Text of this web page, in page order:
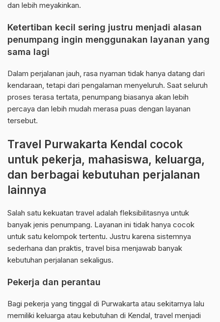
dan lebih meyakinkan.
Ketertiban kecil sering justru menjadi alasan
penumpang ingin menggunakan layanan yang
sama lagi
Dalam perjalanan jauh, rasa nyaman tidak hanya datang dari
kendaraan, tetapi dari pengalaman menyeluruh. Saat seluruh
proses terasa tertata, penumpang biasanya akan lebih
percaya dan lebih mudah merasa puas dengan layanan
tersebut.
Travel Purwakarta Kendal cocok
untuk pekerja, mahasiswa, keluarga,
dan berbagai kebutuhan perjalanan
lainnya
Salah satu kekuatan travel adalah fleksibilitasnya untuk
banyak jenis penumpang. Layanan ini tidak hanya cocok
untuk satu kelompok tertentu. Justru karena sistemnya
sederhana dan praktis, travel bisa menjawab banyak
kebutuhan perjalanan sekaligus.
Pekerja dan perantau
Bagi pekerja yang tinggal di Purwakarta atau sekitarnya lalu
memiliki keluarga atau kebutuhan di Kendal, travel menjadi